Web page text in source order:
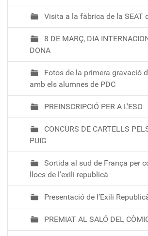
Visita a la fàbrica de la SEAT
8 DE MARÇ, DIA
DONA
Fotos de la primera gravació
amb els alumnes de PDC
PREINSCRIPCIÓ PER A L'ESO
CONCURS DE CARTELLS
PUIG
Sortida al sud de França per
llocs de l'exili republicà
Presentació de l’Exili
PREMIAT AL SALÓ DEL